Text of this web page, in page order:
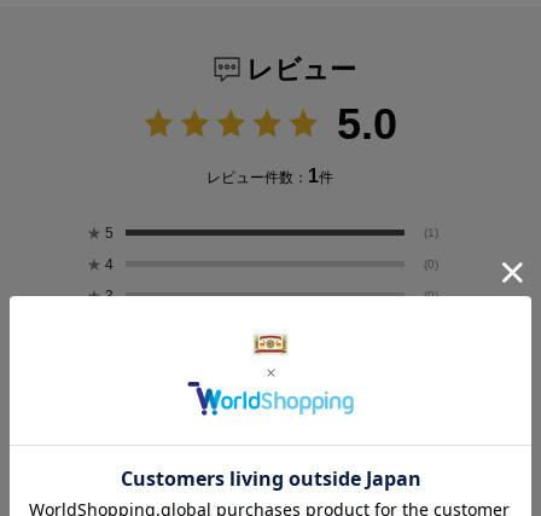
レビュー
5.0
レビュー件数： 1件
★ 5 (1)
★ 4 (0)
★ 3 (0)